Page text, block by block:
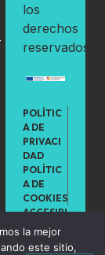
los
derechos
reservados.
POLÍTIC
A DE
PRIVACI
DAD
POLÍTIC
A DE
COOKIES
ACCESIBI
LIDAD
la mejor
este sitio,